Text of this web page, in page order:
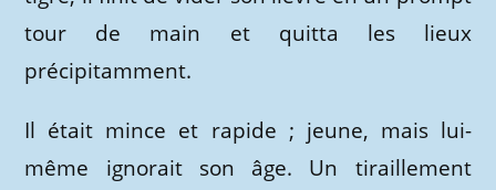
tour de main et quitta les lieux
précipitamment.
Il était mince et rapide ; jeune, mais lui-
même ignorait son âge. Un tiraillement